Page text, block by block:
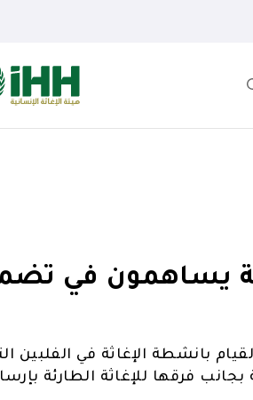
يساهمون في
بانشطة الإغاثة في الفلبين
فرقها للإغاثة الطارئة